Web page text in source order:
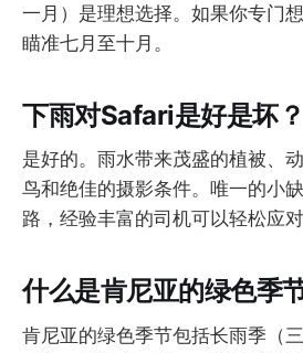
一月）是理想选择。如果你专门
瞄准七月至十月。
下雨对Safari是好是坏？
是好的。雨水带来茂盛的植被、
鸟和绝佳的摄影条件。唯一的小
路，经验丰富的司机可以轻松应对
什么是肯尼亚的绿色季
肯尼亚的绿色季节包括长雨季（